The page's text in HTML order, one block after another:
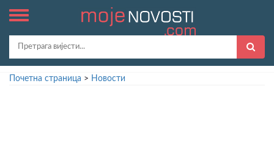
Почетна страница > Новости